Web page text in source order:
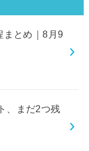
まとめ｜8月9
、まだ2つ残